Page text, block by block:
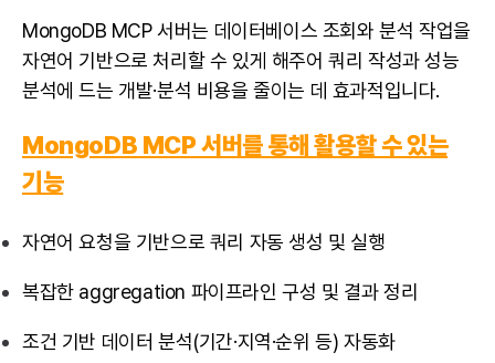
MongoDB MCP 서버는 데이터베이스 조회와 분석 작업을
자연어 기반으로 처리할 수 있게 해주어 쿼리 작성과 성능
분석에 드는 개발·분석 비용을 줄이는 데 효과적입니다.
MongoDB MCP 서버를 통해 활용할 수 있는
기능
자연어 요청을 기반으로 쿼리 자동 생성 및 실행
복잡한 aggregation 파이프라인 구성 및 결과 정리
조건 기반 데이터 분석(기간·지역·순위 등) 자동화